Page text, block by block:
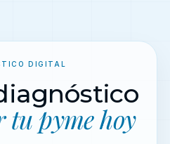
DIGITAL
tu pyme hoy